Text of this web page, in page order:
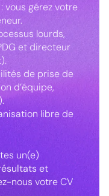
: vous gérez votre
lourds,
et directeur
de prise de
d’équipe,
libre de
un(e)
et
nous votre CV